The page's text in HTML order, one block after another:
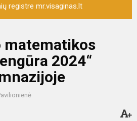
registre mr.visaginas.lt
2024“